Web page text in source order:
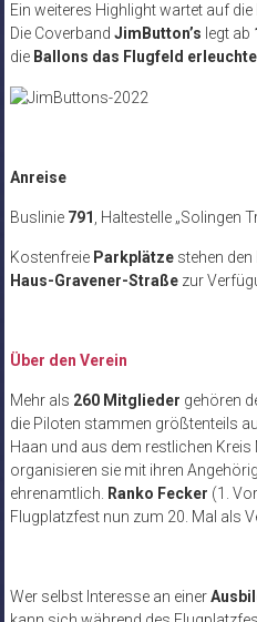
Ein weiteres Highlight wartet auf
Die Coverband JimButton’s legt ab
die Ballons das Flugfeld
Anreise
Buslinie 791 , Haltestelle „Solingen
Kostenfreie Parkplätzestehen den
Haus-Gravener-Straßezur
Über den Verein
Mehr als 260 Mitglieder gehören
die Piloten stammen größtenteils
Haan und aus dem restlichen
organisieren sie mit ihren
ehrenamtlich. Ranko Fecker (1.
Flugplatzfest nun zum 20. Mal als
Wer selbst Interesse an einer